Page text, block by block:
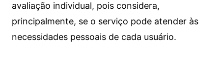
avaliação individual, pois considera,
principalmente, se o serviço pode atender às
necessidades pessoais de cada usuário.